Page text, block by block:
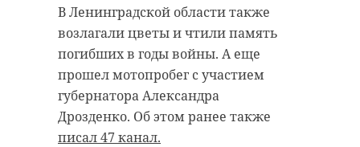
В Ленинградской области также
возлагали цветы и чтили память
погибших в годы войны. А еще
прошел мотопробег с участием
губернатора Александра
Дрозденко. Об этом ранее также
писал 47 канал.
безопасности Петербурга Игорь
Потапенко, директор
Мультицентра социальной и
трудовой интеграции Ирина
Дрозденко, глава
Леноблизбиркома Михаил
Лебединский, вице-губернатор